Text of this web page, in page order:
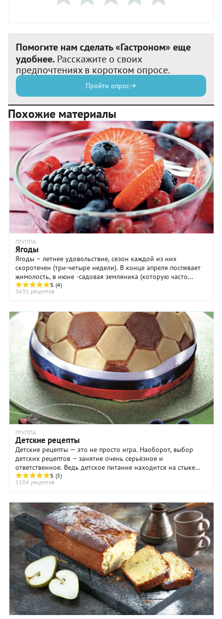
Помогите нам сделать «Гастроном» еще
удобнее. Расскажите о своих
предпочтениях в коротком опросе.
Пройти опрос
Похожие материалы
ГРУППА
Ягоды
Ягоды – летнее удовольствие, сезон каждой из них
скоротечен (три-четыре недели). В конце апреля поспевает
жимолость, в июне -садовая земляника (которую часто
называют "клубникой") и черешня, затем ...
5 (4)
3631 рецептов
ГРУППА
Детские рецепты
Детские рецепты — это не просто игра. Наоборот, выбор
детских рецептов – занятие очень серьёзное и
ответственное. Ведь детское питание находится на стыке
нескольких, не побоимся этого ...
5 (5)
2104 рецептов